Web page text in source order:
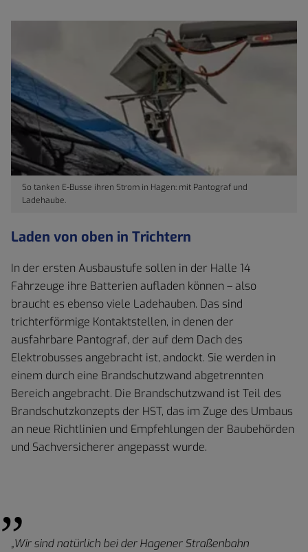
So tanken E-Busse ihren Strom in Hagen: mit Pantograf und
Ladehaube.
Laden von oben in Trichtern
In der ersten Ausbaustufe sollen in der Halle 14
Fahrzeuge ihre Batterien aufladen können – also
braucht es ebenso viele Ladehauben. Das sind
trichterförmige Kontaktstellen, in denen der
ausfahrbare Pantograf, der auf dem Dach des
Elektrobusses angebracht ist, andockt. Sie werden in
einem durch eine Brandschutzwand abgetrennten
Bereich angebracht. Die Brandschutzwand ist Teil des
Brandschutzkonzepts der HST, das im Zuge des Umbaus
an neue Richtlinien und Empfehlungen der Baubehörden
und Sachversicherer angepasst wurde.
„Wir sind natürlich bei der Hagener Straßenbahn